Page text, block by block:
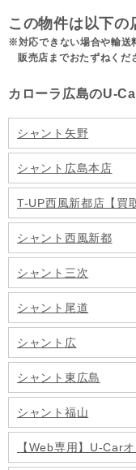
この物件は以下の
対応できない場合や輸送
販売店までおたずねくだ
カローラ広島のU-
シャント矢野
シャント広島本店
T-UP西風新都店【買
シャント西風新都
シャント三次
シャント尾道
シャント広
シャント東広島
シャント福山
【Web専用】U-Car